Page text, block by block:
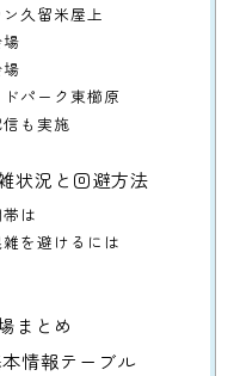
久留米屋上
パーク東櫛原
も実施
状況と回避方法
は
を避けるには
まとめ
情報テーブル